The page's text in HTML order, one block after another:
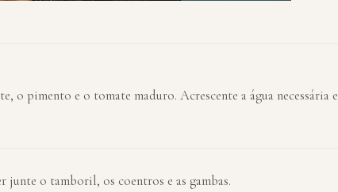
o pimento e o tomate maduro. Acrescente a água necessária e
junte o tamboril, os coentros e as gambas.